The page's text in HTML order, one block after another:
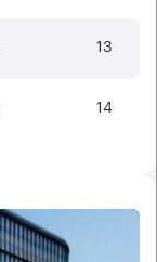
13
14